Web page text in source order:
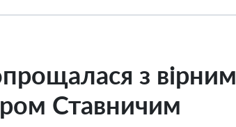
з вірним
Ставничим